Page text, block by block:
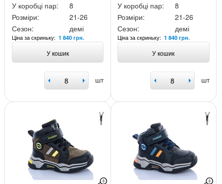
У коробці пар:
8
Розміри:
21-26
Сезон:
демі
Ціна за скриньку: 1 840 грн.
У кошик
шт
У коробці пар:
8
Розміри:
21-26
Сезон:
демі
Ціна за скриньку:1 840 грн.
У кошик
шт